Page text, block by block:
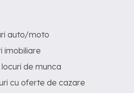
auto/moto
imobiliare
de munca
cu oferte de cazare